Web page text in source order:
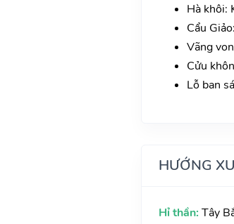
Hà khôi:
Cẩu
Vãng
Cửu
Lỗ ban
HƯỚNG
Hỉ thần: Tây